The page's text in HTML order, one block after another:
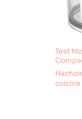
Test
cuisine